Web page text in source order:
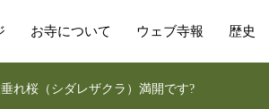
お寺について ウェブ寺報 歴史
れ桜（シダレザクラ）満開です?